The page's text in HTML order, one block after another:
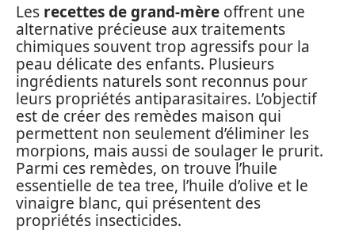
Les recettes de grand-mère offrent une
alternative précieuse aux traitements
chimiques souvent trop agressifs pour la
peau délicate des enfants. Plusieurs
ingrédients naturels sont reconnus pour
leurs propriétés antiparasitaires. L’objectif
est de créer des remèdes maison qui
permettent non seulement d’éliminer les
morpions, mais aussi de soulager le prurit.
Parmi ces remèdes, on trouve l’huile
essentielle de tea tree, l’huile d’olive et le
vinaigre blanc, qui présentent des
propriétés insecticides.